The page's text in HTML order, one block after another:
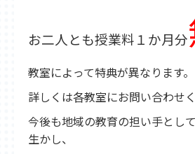
お二人とも授業料１か月分
教室によって特典が異なります。
詳しくは各教室にお問い合わせく
今後も地域の教育の担い手とし
生かし、